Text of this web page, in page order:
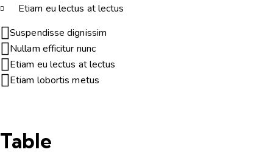
Etiam eu lectus at lectus
Suspendisse dignissim
Nullam efficitur nunc
Etiam eu lectus at lectus
Etiam lobortis metus
Table